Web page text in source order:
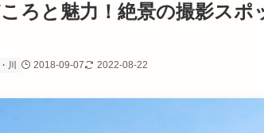
ろと魅力！絶景の撮影スポ
川 2018-09-07 2022-08-22